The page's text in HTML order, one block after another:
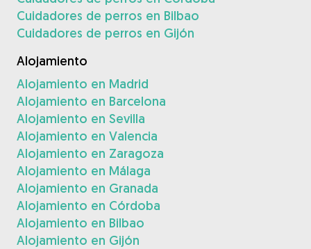
Cuidadores de perros en Bilbao
Cuidadores de perros en Gijón
Alojamiento
Alojamiento en Madrid
Alojamiento en Barcelona
Alojamiento en Sevilla
Alojamiento en Valencia
Alojamiento en Zaragoza
Alojamiento en Málaga
Alojamiento en Granada
Alojamiento en Córdoba
Alojamiento en Bilbao
Alojamiento en Gijón